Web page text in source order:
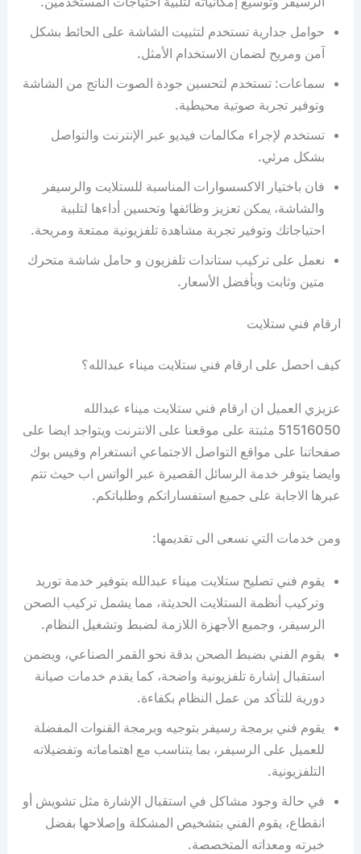
حوامل جدارية تستخدم لتثبيت الشاشة على الحائط بشكل
آمن ومريح لضمان الاستخدام الأمثل.
سماعات: تستخدم لتحسين جودة الصوت الناتج من الشاشة
وتوفير تجربة صوتية محيطية.
تستخدم لإجراء مكالمات فيديو عبر الإنترنت والتواصل
بشكل مرئي.
فان باختيار الاكسسوارات المناسبة للستلايت والرسيفر
والشاشة، يمكن تعزيز وظائفها وتحسين أداءها لتلبية
احتياجاتك وتوفير تجربة مشاهدة تلفزيونية ممتعة ومريحة.
نعمل على تركيب ستاندات تلفزيون و حامل شاشة متحرك
متين وثابت وبأفضل الأسعار.
ارقام فني ستلايت
كيف احصل على ارقام فني ستلايت ميناء عبدالله؟
عزيزي العميل ان ارقام فني ستلايت ميناء عبدالله
51516050 مثبتة على موقعنا على الانترنت ويتواجد ايضا على
صفحاتنا على مواقع التواصل الاجتماعي انستغرام وفيس بوك
وايضا يتوفر خدمة الرسائل القصيرة عبر الواتس اب حيث تتم
عبرها الاجابة على جميع استفساراتكم وطلباتكم.
ومن خدمات التي نسعى الى تقديمها:
يقوم فني تصليح ستلايت ميناء عبدالله بتوفير خدمة توريد
وتركيب أنظمة الستلايت الحديثة، مما يشمل تركيب الصحن
الرسيفر، وجميع الأجهزة اللازمة لضبط وتشغيل النظام.
يقوم الفني بضبط الصحن بدقة نحو القمر الصناعي، ويضمن
استقبال إشارة تلفزيونية واضحة، كما يقدم خدمات صيانة
دورية للتأكد من عمل النظام بكفاءة.
يقوم فني برمجة رسيفر بتوجيه وبرمجة القنوات المفضلة
للعميل على الرسيفر، بما يتناسب مع اهتماماته وتفضيلاته
التلفزيونية.
في حالة وجود مشاكل في استقبال الإشارة مثل تشويش أو
انقطاع، يقوم الفني بتشخيص المشكلة وإصلاحها بفضل
خبرته ومعداته المتخصصة.